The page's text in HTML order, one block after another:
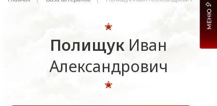
Полищук Иван
Александрович
МЕНЮ